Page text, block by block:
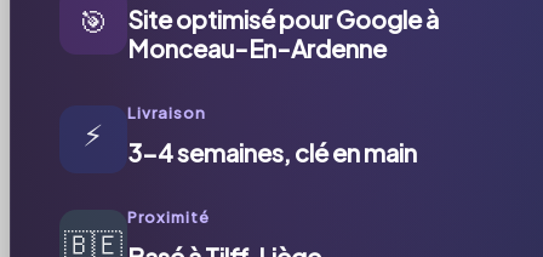
🎯
Site optimisé pour Google à
Monceau-En-Ardenne
⚡
Livraison
3-4 semaines, clé en main
🇧🇪
Proximité